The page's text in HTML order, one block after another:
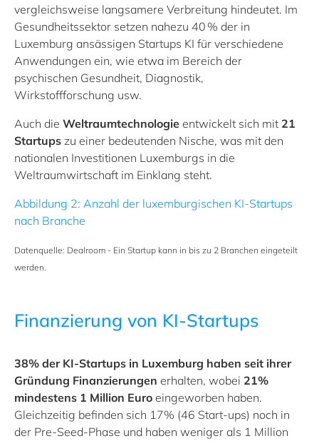
vergleichsweise langsamere Verbreitung hindeutet. Im
Gesundheitssektor setzen nahezu 40 % der in
Luxemburg ansässigen Startups KI für verschiedene
Anwendungen ein, wie etwa im Bereich der
psychischen Gesundheit, Diagnostik,
Wirkstoffforschung usw.
Auch die Weltraumtechnologie entwickelt sich mit 21
Startups zu einer bedeutenden Nische, was mit den
nationalen Investitionen Luxemburgs in die
Weltraumwirtschaft im Einklang steht.
Abbildung 2: Anzahl der luxemburgischen KI-Startups
nach Branche
Datenquelle: Dealroom - Ein Startup kann in bis zu 2 Branchen eingeteilt
werden.
Finanzierung von KI-Startups
38% der KI-Startups in Luxemburg haben seit ihrer
Gründung Finanzierungen erhalten, wobei 21%
mindestens 1 Million Euro eingeworben haben.
Gleichzeitig befinden sich 17% (46 Start-ups) noch in
der Pre-Seed-Phase und haben weniger als 1 Million